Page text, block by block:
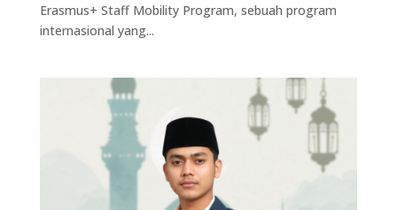
Erasmus+ Staff Mobility Program, sebuah program
internasional yang...